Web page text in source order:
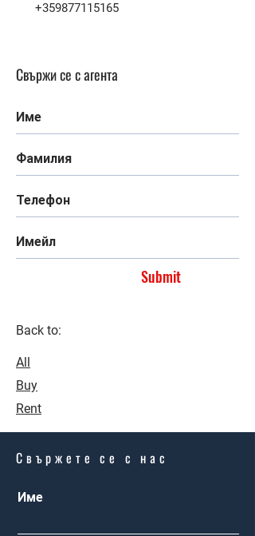
+359877115165
Свържи се с агента
Submit
Back to:
All
Buy
Rent
Свържете се с нас
Име